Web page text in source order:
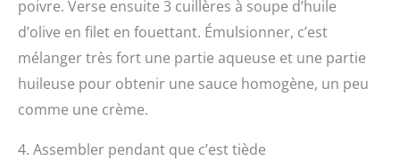
poivre. Verse ensuite 3 cuillères à soupe d’huile
d’olive en filet en fouettant. Émulsionner, c’est
mélanger très fort une partie aqueuse et une partie
huileuse pour obtenir une sauce homogène, un peu
comme une crème.
4. Assembler pendant que c’est tiède